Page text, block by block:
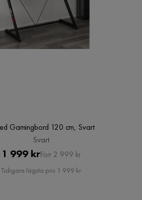
Gamingbord 120 cm, Svart
Svart
Pris
1 999 krOriginal
Pris
Förr 2 999 kr
Tidigare lägsta pris 1 999 kr